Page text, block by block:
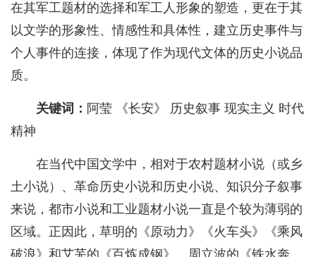
在其军工题材的选择和军工人形象的塑造，更在于其
以文学的形象性、情感性和具体性，建立历史事件与
个人事件的连接，体现了作为现代文体的历史小说品
质。
关键词： 阿莹 《长安》 历史叙事 现实主义 时代
精神
在当代中国文学中，相对于农村题材小说（或乡
土小说）、革命历史小说和历史小说、知识分子叙事
来说，都市小说和工业题材小说一直是个较为薄弱的
区域。正因此，草明的《原动力》《火车头》《乘风